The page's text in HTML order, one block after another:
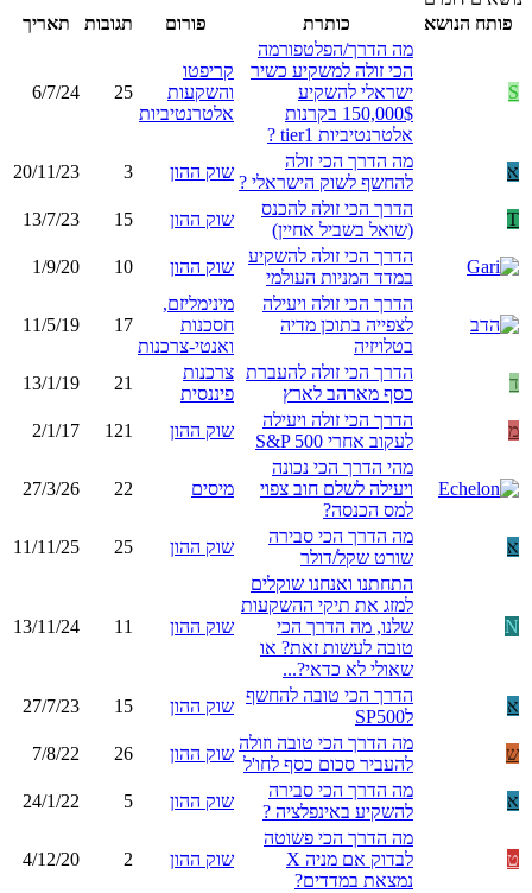
פותח הנושא
כותרת פורום תגובות תאריך
S
מה הדרך/הפלטפורמה
הכי זולה למשקיע כשיר
ישראלי להשקיע
150,000$ בקרנות
אלטרנטיביות tier1 ?
קריפטו
והשקעות
אלטרנטיביות
25
6/7/24
א
מה הדרך הכי זולה
להחשף לשוק הישראלי ?
שוק ההון 3
20/11/23
T
הדרך הכי זולה להכנס
(שואל בשביל אחיין)
שוק ההון 15
13/7/23
הדרך הכי זולה להשקיע
במדד המניות העולמי
שוק ההון 10
1/9/20
הדרך הכי זולה ויעילה
לצפייה בתוכן מדיה
בטלויזיה
מינימליזם,
חסכנות
ואנטי-צרכנות
17
11/5/19
ד
הדרך הכי זולה להעברת
כסף מארהב לארץ
צרכנות
פיננסית
21
13/1/19
מ
הדרך הכי זולה ויעילה
לעקוב אחרי S&P 500
שוק ההון 121
2/1/17
מהי הדרך הכי נכונה
ויעילה לשלם חוב צפוי
למס הכנסה?
מיסים 22
27/3/26
א
מה הדרך הכי סבירה
שורט שקל/דולר
שוק ההון 25
11/11/25
N
התחתנו ואנחנו שוקלים
למזג את תיקי ההשקעות
שלנו, מה הדרך הכי
טובה לעשות זאת? או
שאולי לא כדאי?...
שוק ההון 11
13/11/24
א
הדרך הכי טובה להחשף
לSP500
שוק ההון 15
27/7/23
ש
מה הדרך הכי טובה וזולה
להעביר סכום כסף לחו'ל
שוק ההון 26
7/8/22
א
מה הדרך הכי סבירה
להשקיע באינפלציה ?
שוק ההון 5
24/1/22
ט
מה הדרך הכי פשוטה
לבדוק אם מניה X
נמצאת במדדים?
שוק ההון 2
4/12/20